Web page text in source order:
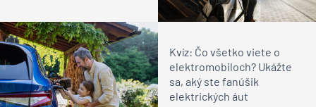
Kvíz: Čo všetko viete o
elektromobiloch? Ukážte
sa, aký ste fanúšik
elektrických áut